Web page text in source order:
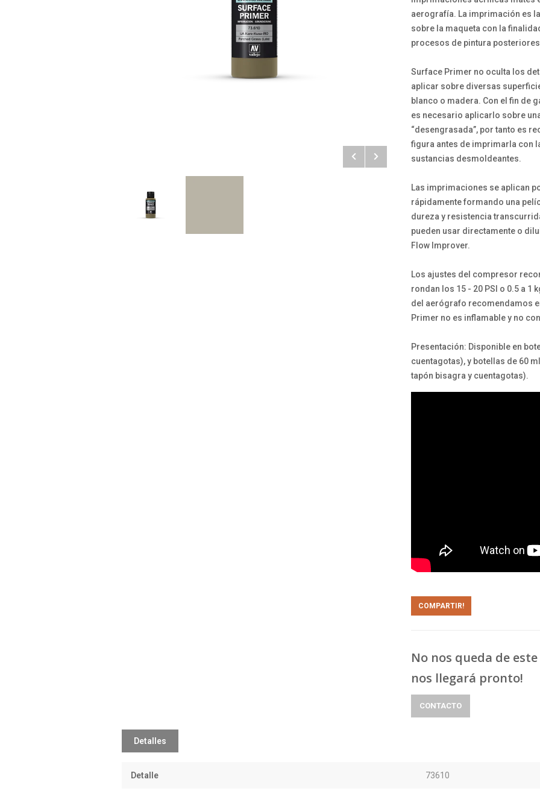
aerografía. La imprimación es
sobre la maqueta con la
procesos de pintura
Surface Primer no oculta los
aplicar sobre diversas
blanco o madera. Con el fin de
es necesario aplicarlo sobre
“desengrasada”, por tanto es
figura antes de imprimarla con
sustancias desmoldeantes.
Las imprimaciones se aplican
rápidamente formando una
dureza y resistencia
pueden usar directamente o
Flow Improver.
Los ajustes del compresor
rondan los 15 - 20 PSI o 0.5 a 1
del aerógrafo recomendamos
Primer no es inflamable y no
Presentación: Disponible en
cuentagotas), y botellas de 60
tapón bisagra y cuentagotas).
COMPARTIR!
No nos queda de
nos llegará pronto!
CONTACTO
Detalles
Detalle 73610